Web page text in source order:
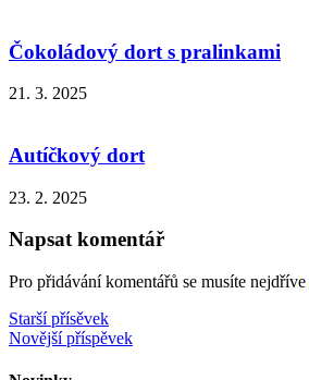
Čokoládový dort s pralinkami
21. 3. 2025
Autíčkový dort
23. 2. 2025
Napsat komentář
Pro přidávání komentářů se musíte nejdříve
Navigace
pro
Starší přísěvek
Novější příspěvek